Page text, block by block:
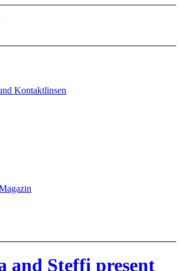
and Steffi present